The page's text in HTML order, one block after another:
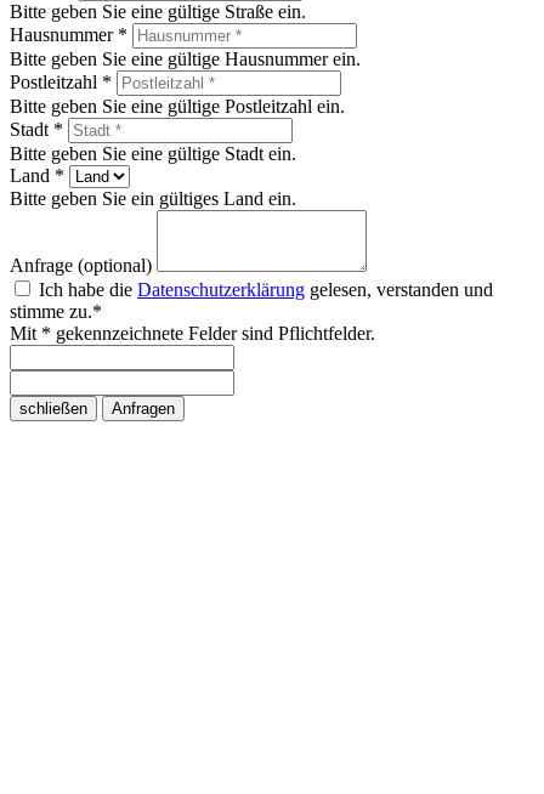
Bitte geben Sie eine gültige Straße ein.
Hausnummer *
Bitte geben Sie eine gültige Hausnummer ein.
Postleitzahl *
Bitte geben Sie eine gültige Postleitzahl ein.
Stadt *
Bitte geben Sie eine gültige Stadt ein.
Land *
Bitte geben Sie ein gültiges Land ein.
Anfrage (optional)
Ich habe die Datenschutzerklärung gelesen, verstanden und
stimme zu.*
Mit * gekennzeichnete Felder sind Pflichtfelder.
schließen Anfragen